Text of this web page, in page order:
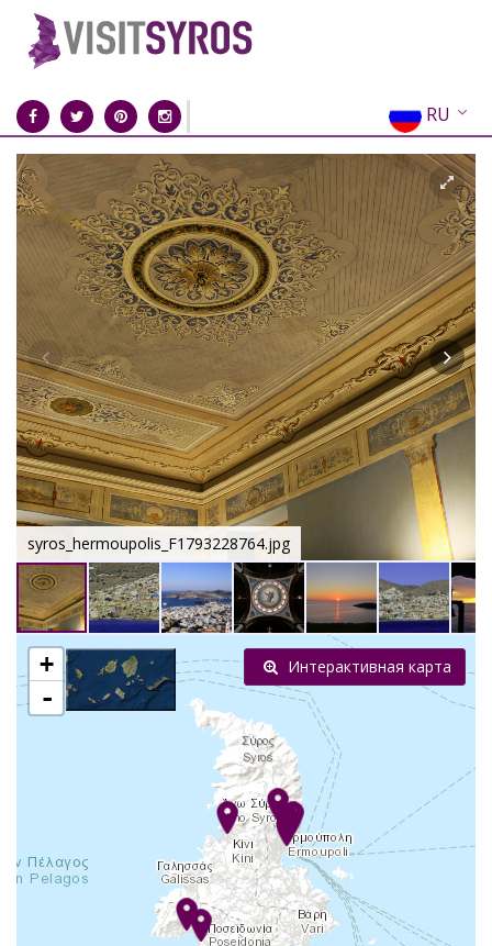
RU
EN
EL
FR
DE
IT
ES
CN
syros_hermoupolis_F1793228764.jpg
+
-
Интерактивная карта